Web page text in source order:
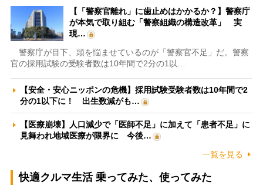
【「警察官離れ」に歯止めはかかるか？】警察庁
が本気で取り組む「警察組織の構造改革」 実
現…
警察庁が目下、頭を悩ませているのが「警察官不足」だ。警察
官の採用試験の受験者数は10年間で2分の1以…
【安全・安心ニッポンの危機】採用試験受験者数は10年間で2
分の1以下に！ 出生数減がも…
【医療崩壊】人口減少で「医師不足」に加えて「患者不足」に
見舞われ地域医療が限界に 今後…
一覧を見る
快適クルマ生活 乗ってみた、使ってみた